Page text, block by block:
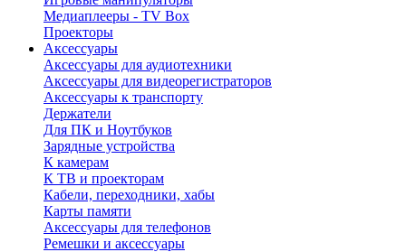
Медиаплееры - TV Box
Проекторы
Аксессуары
Аксессуары для аудиотехники
Аксессуары для видеорегистраторов
Аксессуары к транспорту
Держатели
Для ПК и Ноутбуков
Зарядные устройства
К камерам
К ТВ и проекторам
Кабели, переходники, хабы
Карты памяти
Аксессуары для телефонов
Ремешки и аксессуары